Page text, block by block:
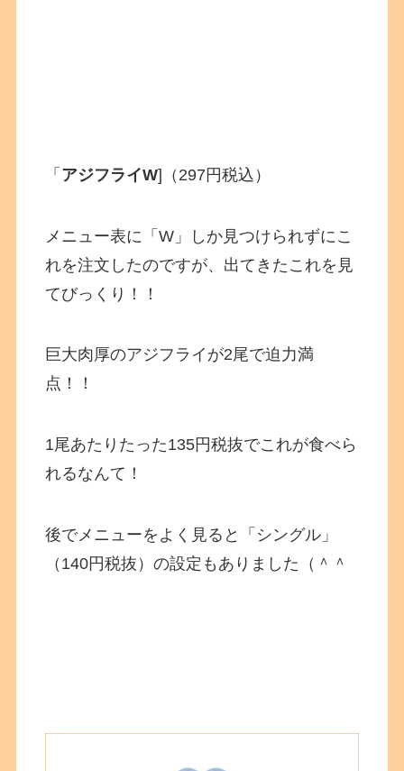
「 アジフライW]（297円税込）
メニュー表に「W」しか見つけられずにこ
れを注文したのですが、出てきたこれを見
てびっくり！！
巨大肉厚のアジフライが2尾で迫力満
点！！
1尾あたりたった135円税抜でこれが食べら
れるなんて！
後でメニューをよく見ると「シングル」
（140円税抜）の設定もありました（＾＾